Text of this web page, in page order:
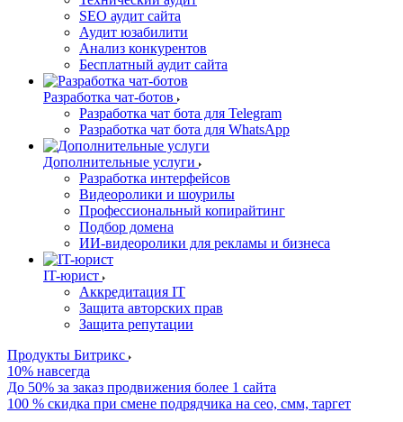
SEO аудит сайта
Аудит юзабилити
Анализ конкурентов
Бесплатный аудит сайта
Разработка чат-ботов
Разработка чат бота для Telegram
Разработка чат бота для WhatsApp
Дополнительные услуги
Разработка интерфейсов
Видеоролики и шоурилы
Профессиональный копирайтинг
Подбор домена
ИИ-видеоролики для рекламы и бизнеса
IT-юрист
Аккредитация IT
Защита авторских прав
Защита репутации
Продукты Битрикс
10% навсегда
До 50% за заказ продвижения более 1 сайта
100 % скидка при смене подрядчика на сео, смм, таргет